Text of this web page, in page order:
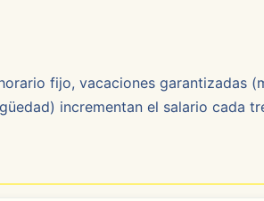
fijo, vacaciones garantizadas
incrementan el salario cada